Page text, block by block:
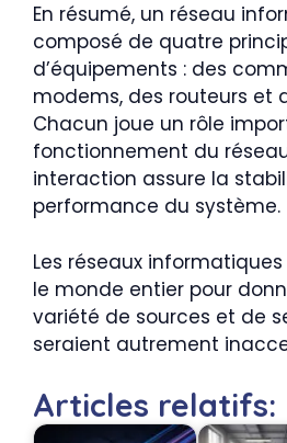
En résumé, un réseau
composé de quatre
d’équipements : des
modems, des routeurs et
Chacun joue un rôle
fonctionnement du
interaction assure la
performance du système.
Les réseaux
le monde entier pour
variété de sources et de
seraient autrement
Articles relatifs: